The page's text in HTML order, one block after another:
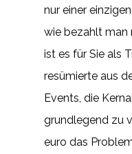
nur einer
wie bezahlt man
ist es für Sie als
resümierte aus
Events, die
grundlegend zu
euro das